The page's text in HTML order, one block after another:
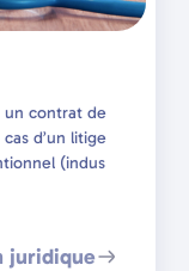
un contrat de
d’un litige
(indus
juridique